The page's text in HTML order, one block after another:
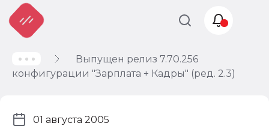
Выпущен релиз 7.70.256
конфигурации "Зарплата + Кадры" (ред. 2.3)
01 августа 2005
Учет и
налогообложение